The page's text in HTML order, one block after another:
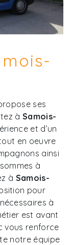
ses
àSamois-
et d’un
en oeuvre
ainsi
à
à Samois-
pour
à
est avant
vous renforce
notre équipe